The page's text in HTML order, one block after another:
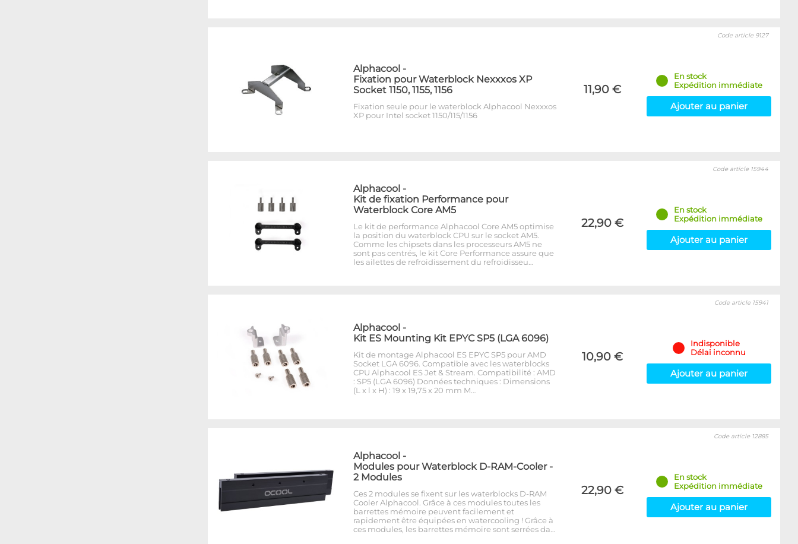
Alphacool -
Fixation pour Waterblock Nexxxos XP
Socket 1150, 1155, 1156
Fixation seule pour le waterblock Alphacool Nexxxos
XP pour Intel socket 1150/115/1156
11,90 €
Code article 9127
En stock
Expédition immédiate
Ajouter au panier
Alphacool -
Kit de fixation Performance pour
Waterblock Core AM5
Le kit de performance Alphacool Core AM5 optimise
la position du waterblock CPU sur le socket AM5.
Comme les chipsets dans les processeurs AM5 ne
sont pas centrés, le kit Core Performance assure que
les ailettes de refroidissement du refroidisseu…
22,90 €
Code article 15944
En stock
Expédition immédiate
Ajouter au panier
Alphacool -
Kit ES Mounting Kit EPYC SP5 (LGA 6096)
Kit de montage Alphacool ES EPYC SP5 pour AMD
Socket LGA 6096. Compatible avec les waterblocks
CPU Alphacool ES Jet & Stream. Compatibilité : AMD
: SP5 (LGA 6096) Données techniques : Dimensions
(L x l x H) : 19 x 19,75 x 20 mm M…
10,90 €
Code article 15941
Indisponible
Délai inconnu
Ajouter au panier
Alphacool -
Modules pour Waterblock D-RAM-Cooler -
2 Modules
Ces 2 modules se fixent sur les waterblocks D-RAM
Cooler Alphacool. Grâce à ces modules toutes les
barrettes mémoire peuvent facilement et
rapidement être équipées en watercooling ! Grâce à
ces modules, les barrettes mémoire sont serrées da…
22,90 €
Code article 12885
En stock
Expédition immédiate
Ajouter au panier